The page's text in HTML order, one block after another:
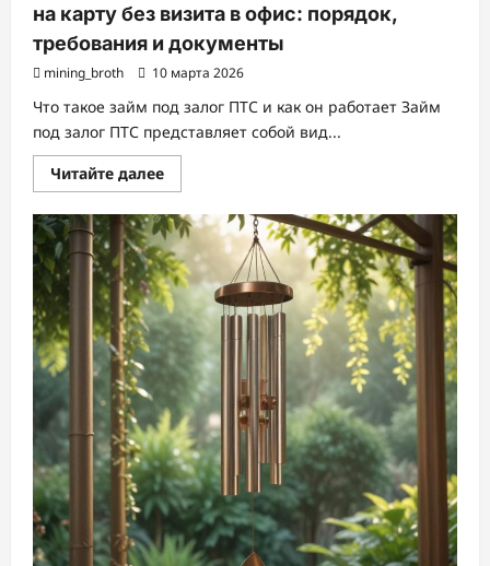
на карту без визита в офис: порядок,
требования и документы
mining_broth 10 марта 2026
Что такое займ под залог ПТС и как он работает Займ
под залог ПТС представляет собой вид...
Читайте далееПрочитать
больше
Оформление
займа
под
залог
ПТС
онлайн
на
карту
без
визита
в
офис:
порядок,
требования
и
документы